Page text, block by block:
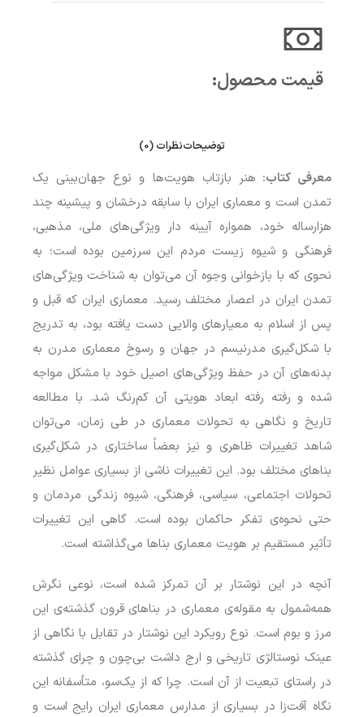
قیمت محصول:​
توضیحاتنظرات (0)
معرفی کتاب: هنر بازتاب هویت‌ها و نوع جهان‌بینی یک
تمدن است و معماری ایران با سابقه درخشان و پیشینه چند
هزارساله خود، همواره آیینه دار ویژگی‌های ملی، مذهبی،
فرهنگی و شیوه زیست مردم این سرزمین بوده است؛ به
نحوی که با بازخوانی وجوه آن می‌توان به شناخت ویژگی‌های
تمدن ایران در اعصار مختلف رسید. معماری ایران که قبل و
پس از اسلام به معیارهای والایی دست یافته بود، به تدریج
با شکل‌گیری مدرنیسم در جهان و رسوخ معماری مدرن به
بدنه‌های آن در حفظ ویژگی‌های اصیل خود با مشکل مواجه
شده و رفته رفته ابعاد هویتی آن کم‌رنگ شد. با مطالعه
تاریخ و نگاهی به تحولات معماری در طی زمان، می‌توان
شاهد تغییرات ظاهری و نیز بعضاً ساختاری در شکل‌گیری
بناهای مختلف بود. این تغییرات ناشی از بسیاری عوامل نظیر
تحولات اجتماعی، سیاسی، فرهنگی، شیوه زندگی مردمان و
حتی نحوه‌ی تفکر حاکمان بوده است. گاهی این تغییرات
تأثیر مستقیم بر هویت معماری بناها می‌گذاشته است.
آنچه در این نوشتار بر آن تمرکز شده است، نوعی نگرش
همه‌شمول به مقوله‌ی معماری در بناهای قرون گذشته‌ی این
مرز و بوم است. نوع رویکرد این نوشتار در تقابل با نگاهی از
عینک نوستالژی تاریخی و ارج داشت بی‌چون و چرای گذشته
در راستای تبعیت از آن است. چرا که از یک‌سو، متأسفانه این
نگاه آفت‌زا در بسیاری از مدارس معماری ایران رایج است و